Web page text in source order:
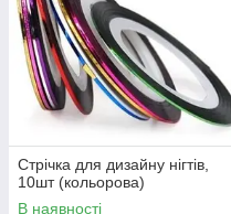
Стрічка для дизайну нігтів,
10шт (кольорова)
В наявності